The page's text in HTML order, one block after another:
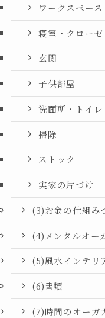
ワークスペース
寝室・クローゼ
玄関
子供部屋
洗面所・トイレ
掃除
ストック
実家の片づけ
(3)お金の仕組み
(4)メンタルオー
(5)風水インテリ
(6)書類
(7)時間のオーガ